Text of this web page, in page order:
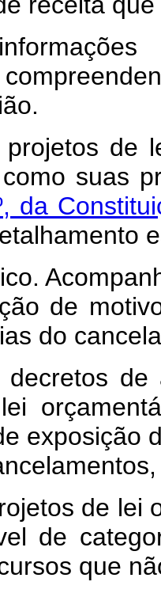
de
suas
da
de
do
de
exposição
de lei
de
que